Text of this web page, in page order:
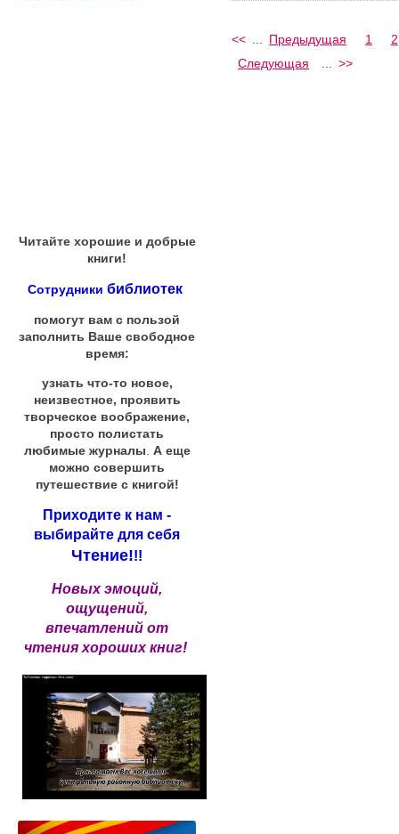
<< Предыдущая 1
2
Следующая
>>
Читайте хорошие и добрые
книги!
Сотрудники библиотек
помогут вам с пользой
заполнить Ваше свободное
время:
узнать что-то новое,
неизвестное, проявить
творческое воображение,
просто полистать
любимые журналы А еще
можно совершить
путешествие с книгой!
Приходите к нам -
выбирайте для себя
Чтение!!!
Новых эмоций,
ощущений,
впечатлений от
чтения хороших книг!